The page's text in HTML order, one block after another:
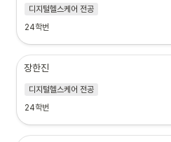
디지털헬스케어 전공
24학번
장한진
디지털헬스케어 전공
24학번